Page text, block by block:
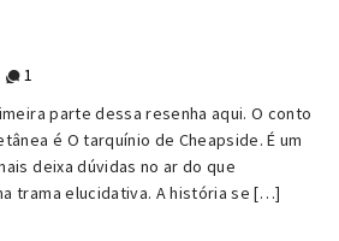
1
parte dessa resenha aqui. O conto
é O tarquínio de Cheapside. É um
deixa dúvidas no ar do que
trama elucidativa. A história se […]